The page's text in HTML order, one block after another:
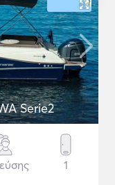
Serie2
1